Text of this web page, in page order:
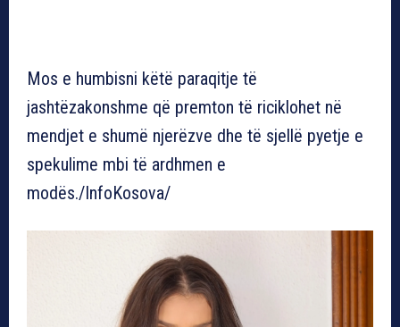
Mos e humbisni këtë paraqitje të
jashtëzakonshme që premton të riciklohet në
mendjet e shumë njerëzve dhe të sjellë pyetje e
spekulime mbi të ardhmen e
modës./InfoKosova/